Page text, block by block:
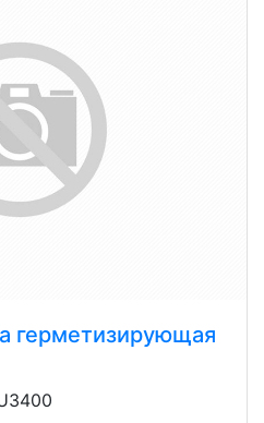
герметизирующая